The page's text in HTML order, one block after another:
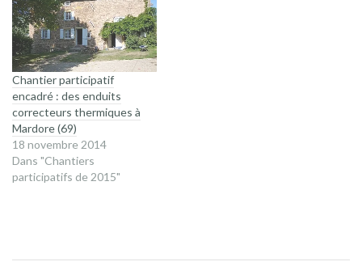
Chantier participatif
encadré : des enduits
correcteurs thermiques à
Mardore (69)
18 novembre 2014
Dans "Chantiers
participatifs de 2015"